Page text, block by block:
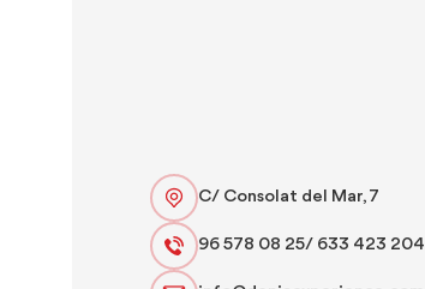
C/ Consolat del Mar, 7
96 578 08 25/ 633 423 204